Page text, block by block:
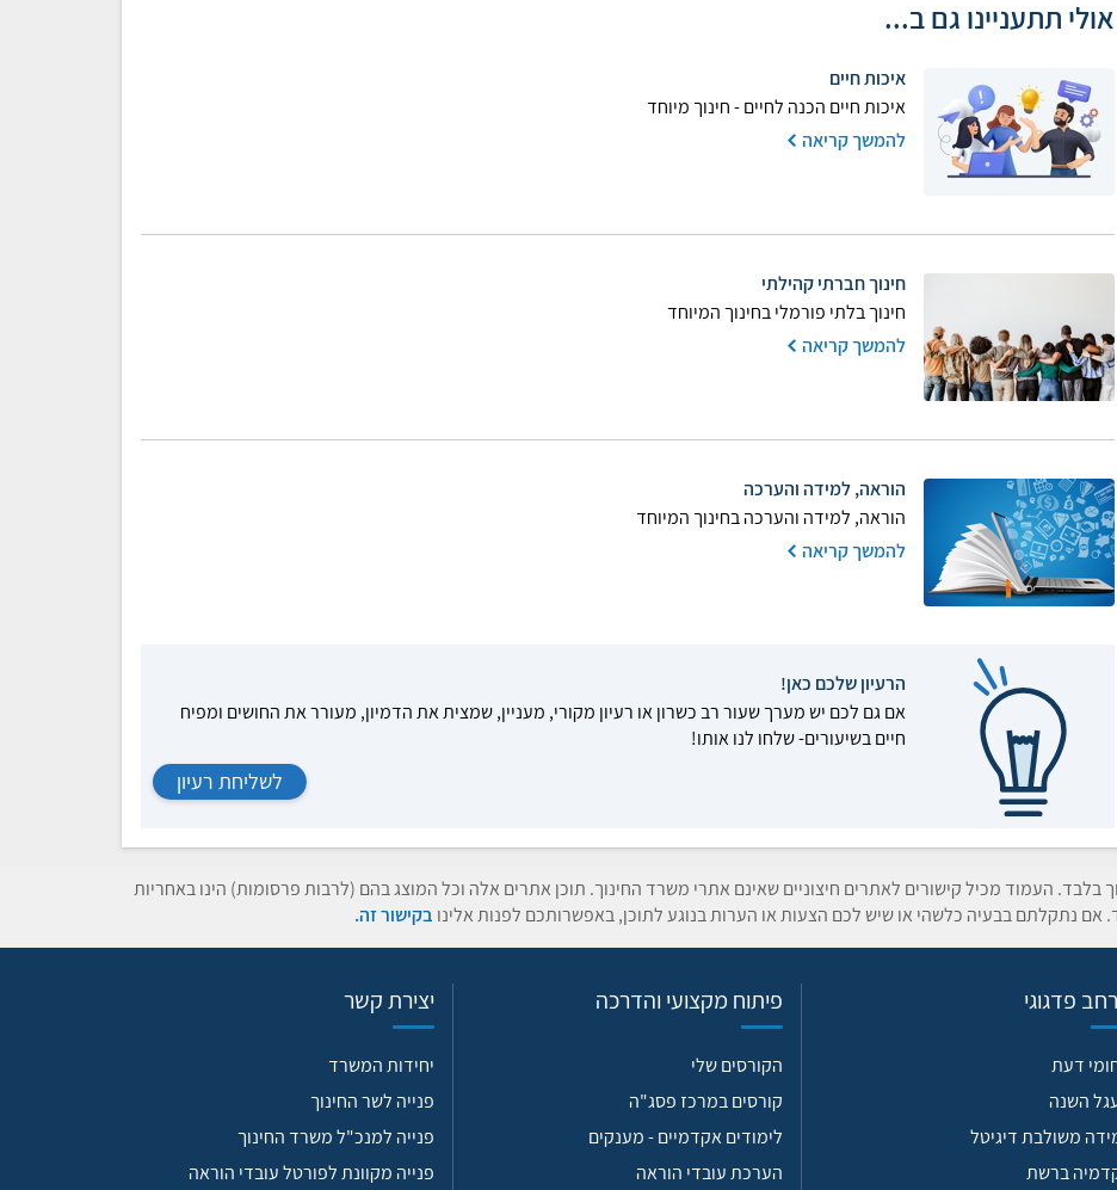
אולי תתעניינו גם ב...
איכות חיים
איכות חיים הכנה לחיים - חינוך מיוחד
להמשך קריאה
חינוך חברתי קהילתי
חינוך בלתי פורמלי בחינוך המיוחד
להמשך קריאה
הוראה, למידה והערכה
הוראה, למידה והערכה בחינוך המיוחד
להמשך קריאה
הרעיון שלכם כאן!
אם גם לכם יש מערך שעור רב כשרון או רעיון מקורי, מעניין, שמצית את הדמיון, מעורר את החושים ומפיח
חיים בשיעורים- שלחו לנו אותו!
לשליחת רעיון
בלבד. העמוד מכיל קישורים לאתרים חיצוניים שאינם אתרי משרד החינוך. תוכן אתרים אלה וכל המוצג בהם (לרבות פרסומות) הינו באחריות
אם נתקלתם בבעיה כלשהי או שיש לכם הצעות או הערות בנוגע לתוכן, באפשרותכם לפנות אלינו בקישור זה.
פדגוגי
דעת
השנה
משולבת דיגיטל
ברשת
פיתוח מקצועי והדרכה
הקורסים שלי
קורסים במרכז פסג"ה
לימודים אקדמיים - מענקים
הערכת עובדי הוראה
יצירת קשר
יחידות המשרד
פנייה לשר החינוך
פנייה למנכ"ל משרד החינוך
פנייה מקוונת לפורטל עובדי הוראה